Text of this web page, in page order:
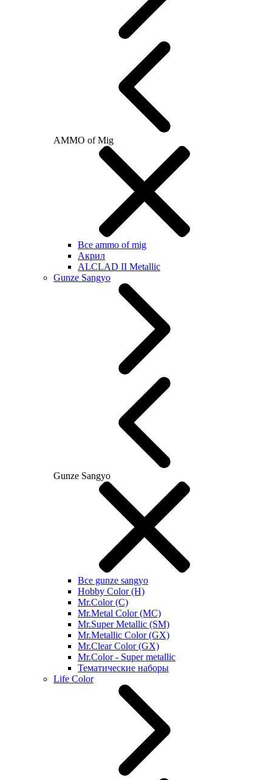
AMMO of Mig
Все ammo of mig
Акрил
ALCLAD II Metallic
Gunze Sangyo
Gunze Sangyo
Все gunze sangyo
Hobby Color (H)
Mr.Color (C)
Mr.Metal Color (MC)
Mr.Super Metallic (SM)
Mr.Metallic Color (GX)
Mr.Clear Color (GX)
Mr.Color - Super metallic
Тематические наборы
Life Color